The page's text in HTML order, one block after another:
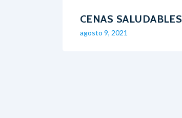
CENAS SALUDABLES
agosto 9, 2021